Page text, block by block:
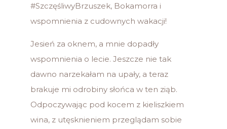
#SzczęśliwyBrzuszek, Bokamorra i
wspomnienia z cudownych wakacji!
Jesień za oknem, a mnie dopadły
wspomnienia o lecie. Jeszcze nie tak
dawno narzekałam na upały, a teraz
brakuje mi odrobiny słońca w ten ziąb.
Odpoczywając pod kocem z kieliszkiem
wina, z utęsknieniem przeglądam sobie